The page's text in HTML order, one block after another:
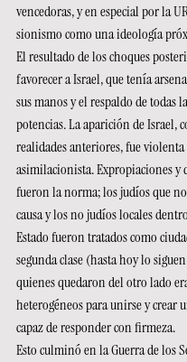
vencedoras, y en especial por la
sionismo como una ideología
El resultado de los choques
favorecer a Israel, que tenía
sus manos y el respaldo de todas
potencias. La aparición de Israel,
realidades anteriores, fue
asimilacionista. Expropiaciones y
fueron la norma; los judíos que
causa y los no judíos locales
Estado fueron tratados como
segunda clase (hasta hoy lo
quienes quedaron del otro lado
heterogéneos para unirse y crear
capaz de responder con firmeza.
Esto culminó en la Guerra de los